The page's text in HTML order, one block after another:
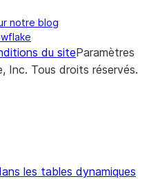
notre blog
du siteParamètres
Inc. Tous droits réservés.
les tables dynamiques